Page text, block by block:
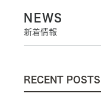
NEWS
新着情報
RECENT POSTS